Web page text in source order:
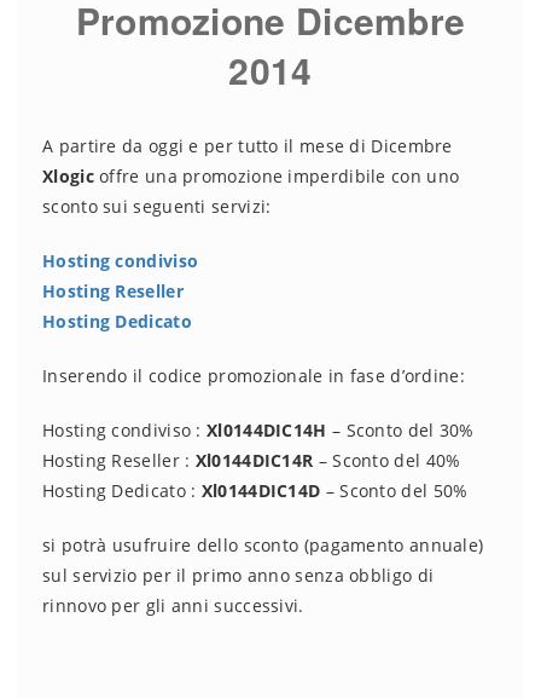
Promozione Dicembre
2014
A partire da oggi e per tutto il mese di Dicembre
Xlogicoffre una promozione imperdibile con uno
sconto sui seguenti servizi:
Hosting condiviso
Hosting Reseller
Hosting Dedicato
Inserendo il codice promozionale in fase d’ordine:
Hosting condiviso : Xl0144DIC14H – Sconto del 30%
Hosting Reseller : Xl0144DIC14R – Sconto del 40%
Hosting Dedicato : Xl0144DIC14D – Sconto del 50%
si potrà usufruire dello sconto (pagamento annuale)
sul servizio per il primo anno senza obbligo di
rinnovo per gli anni successivi.